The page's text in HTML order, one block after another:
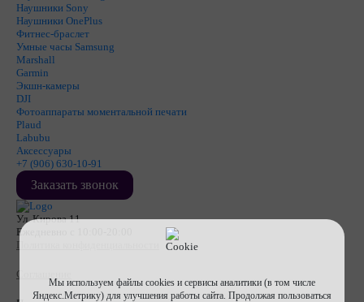
Наушники Sony
Наушники OnePlus
Фитнес-браслет
Умные часы Samsung
Marshall
Garmin
Экшн-камеры
DJI
Фотоаппараты моментальной печати
Plaud
Labubu
Аксессуары
+7 (906) 630-10-91
Заказать звонок
Ул. Кирова 11
Ежедневно с 10:00-20:00
Политика конфиденциальности
Соглашение
Мы используем файлы cookies и сервисы аналитики (в том числе
Яндекс.Метрику) для улучшения работы сайта. Продолжая пользоваться